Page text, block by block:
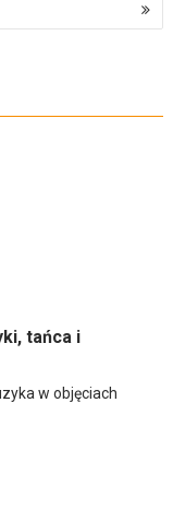
tańca i
w objęciach